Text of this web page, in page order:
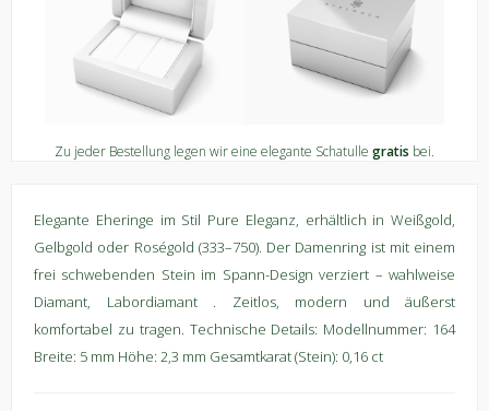
Zu jeder Bestellung legen wir eine elegante Schatulle gratis bei.
Elegante Eheringe im Stil Pure Eleganz, erhältlich in Weißgold,
Gelbgold oder Roségold (333–750). Der Damenring ist mit einem
frei schwebenden Stein im Spann-Design verziert – wahlweise
Diamant, Labordiamant . Zeitlos, modern und äußerst
komfortabel zu tragen. Technische Details: Modellnummer: 164
Breite: 5 mm Höhe: 2,3 mm Gesamtkarat (Stein): 0,16 ct